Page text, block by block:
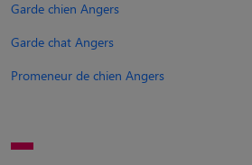
Garde chien Angers
Garde chat Angers
Promeneur de chien Angers